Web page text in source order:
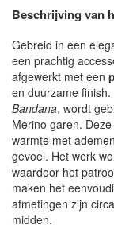
Beschrijving van
Gebreid in een
een prachtig
afgewerkt met een
en duurzame
Bandana, wordt
Merino garen.
warmte met
gevoel. Het werk
waardoor het
maken het
afmetingen zijn
midden.